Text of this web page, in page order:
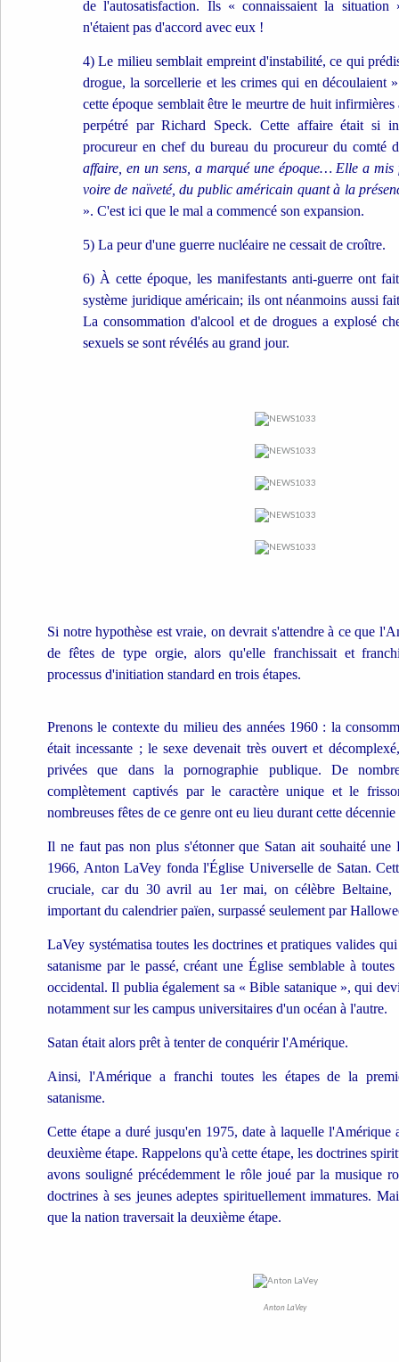
de l'autosatisfaction. Ils « connaissaient la
n'étaient pas d'accord avec eux !
4) Le milieu semblait empreint d'instabilité, ce qui
drogue, la sorcellerie et les crimes qui en découlaient
cette époque semblait être le meurtre de huit
perpétré par Richard Speck. Cette affaire était si
procureur en chef du bureau du procureur du
affaire, en un sens, a marqué une époque… Elle a mis
voire de naïveté, du public américain quant à la
». C'est ici que le mal a commencé son expansion.
5) La peur d'une guerre nucléaire ne cessait de croître.
6) À cette époque, les manifestants anti-guerre ont
système juridique américain; ils ont néanmoins aussi
La consommation d'alcool et de drogues a explosé
sexuels se sont révélés au grand jour.
Si notre hypothèse est vraie, on devrait s'attendre à ce que
de fêtes de type orgie, alors qu'elle franchissait et
processus d'initiation standard en trois étapes.
Prenons le contexte du milieu des années 1960 : la
était incessante ; le sexe devenait très ouvert et
privées que dans la pornographie publique. De
complètement captivés par le caractère unique et le
nombreuses fêtes de ce genre ont eu lieu durant cette
Il ne faut pas non plus s'étonner que Satan ait souhaité
1966, Anton LaVey fonda l'Église Universelle de Satan.
cruciale, car du 30 avril au 1er mai, on célèbre Beltaine,
important du calendrier païen, surpassé seulement par
LaVey systématisa toutes les doctrines et pratiques valides
satanisme par le passé, créant une Église semblable à
occidental. Il publia également sa « Bible satanique », qui
notamment sur les campus universitaires d'un océan à l'autre.
Satan était alors prêt à tenter de conquérir l'Amérique.
Ainsi, l'Amérique a franchi toutes les étapes de la
satanisme.
Cette étape a duré jusqu'en 1975, date à laquelle l'Amérique
deuxième étape. Rappelons qu'à cette étape, les doctrines
avons souligné précédemment le rôle joué par la musique
doctrines à ses jeunes adeptes spirituellement immatures.
que la nation traversait la deuxième étape.
Anton LaVey